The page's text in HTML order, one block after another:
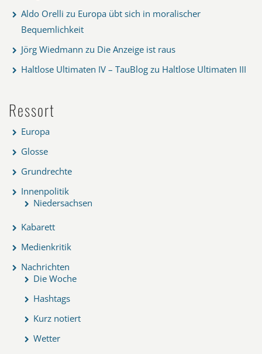
Aldo Orelli zu Europa übt sich in moralischer
Bequemlichkeit
Jörg Wiedmann zu Die Anzeige ist raus
Haltlose Ultimaten IV – TauBlog zu Haltlose Ultimaten III
Ressort
Europa
Glosse
Grundrechte
Innenpolitik
Niedersachsen
Kabarett
Medienkritik
Nachrichten
Die Woche
Hashtags
Kurz notiert
Wetter